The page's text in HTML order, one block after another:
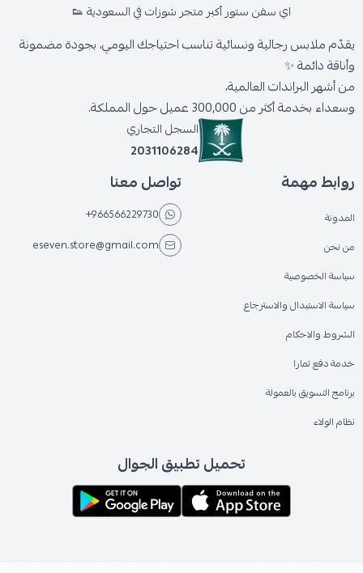
اي سفن ستور أكبر متجر شوزات في السعودية 👟
يقدّم ملابس رجالية ونسائية تناسب احتياجك اليومي، بجودة مضمونة
وأناقة دائمة ✨
من أشهر البراندات العالمية،
وسعداء بخدمة أكثر من 300,000 عميل حول المملكة.
السجل التجاري
2031106284
روابط مهمة
المدونة
من نحن
سياسة الخصوصية
سياسة الاستبدال والاسترجاع
الشروط والاحكام
خدمة دفع تمارا
برنامج التسويق بالعمولة
نظام الولاء
تواصل معنا
+966566229730
eseven.store@gmail.com
تحميل تطبيق الجوال